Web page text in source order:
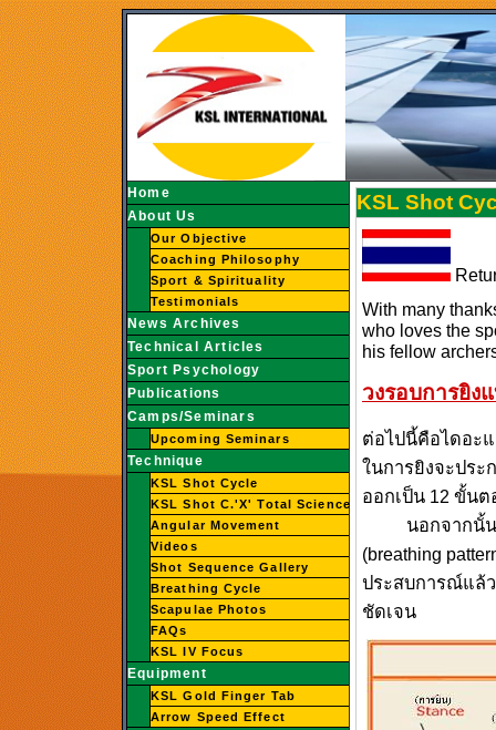
Home
About Us
Our Objective
Coaching Philosophy
Sport & Spirituality
Testimonials
News Archives
Technical Articles
Sport Psychology
Publications
Camps/Seminars
Upcoming Seminars
Technique
KSL Shot Cycle
KSL Shot C.'X' Total Science
Angular Movement
Videos
Shot Sequence Gallery
Breathing Cycle
Scapulae Photos
FAQs
KSL IV Focus
Equipment
KSL Gold Finger Tab
Arrow Speed Effect
KSL Shot
With many
who loves the
his fellow
วงรอบการยิง
ต่อไปนี้คือไดอะ
ในการยิงจะปร
ออกเป็น 12 ขั้นต
นอกจากนั้นเร
(breathing
ประสบการณ์แล้
ชัดเจน